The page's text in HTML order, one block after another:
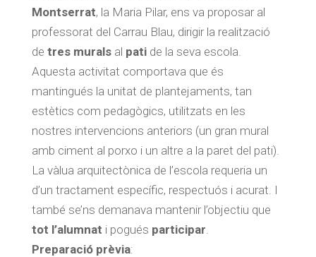
Montserrat, la Maria Pilar, ens va proposar al
professorat del Carrau Blau, dirigir la realització
de tres muralsal patide la seva escola.
Aquesta activitat comportava que és
mantingués la unitat de plantejaments, tan
estètics com pedagògics, utilitzats en les
nostres intervencions anteriors (un gran mural
amb ciment al porxo i un altre a la paret del pati).
La vàlua arquitectònica de l’escola requeria un
d’un tractament específic, respectuós i acurat. I
també se’ns demanava mantenir l’objectiu que
tot l’alumnat i pogués participar.
Preparació prèvia: